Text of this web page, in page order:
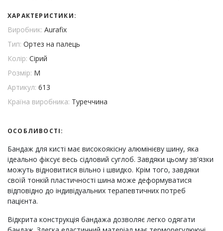
ХАРАКТЕРИСТИКИ:
Виробник: Aurafix
Тип: Ортез на палець
Колір: Сірий
Розмір: M
Артикул: 613
Країна виробника: Туреччина
ОСОБЛИВОСТІ:
Бандаж для кисті має високоякісну алюмінієву шину, яка
ідеально фіксує весь сідловий суглоб. Завдяки цьому зв'язки
можуть відновитися вільно і швидко. Крім того, завдяки
своїй тонкій пластичності шина може деформуватися
відповідно до індивідуальних терапевтичних потреб
пацієнта.
Відкрита конструкція бандажа дозволяє легко одягати